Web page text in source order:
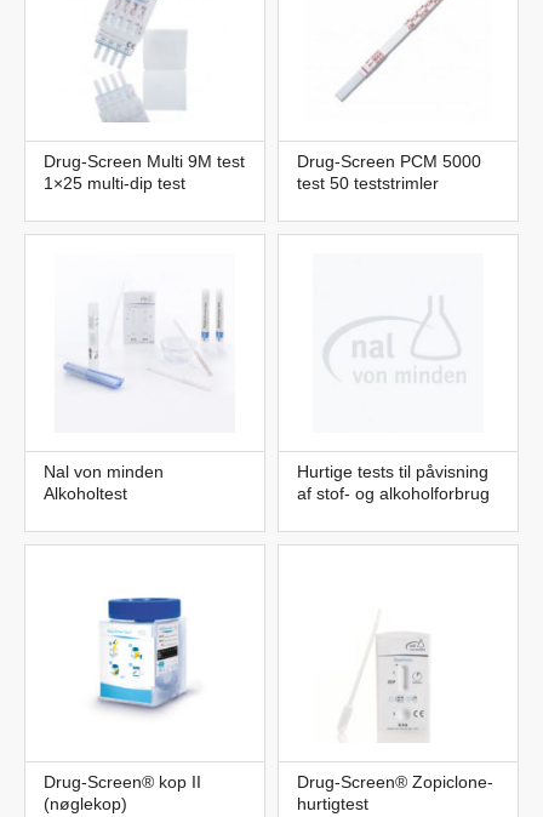
Drug-Screen Multi 9M test
1×25 multi-dip test
Drug-Screen PCM 5000
test 50 teststrimler
Nal von minden
Alkoholtest
Hurtige tests til påvisning
af stof- og alkoholforbrug
Drug-Screen® kop II
(nøglekop)
Drug-Screen® Zopiclone-
hurtigtest